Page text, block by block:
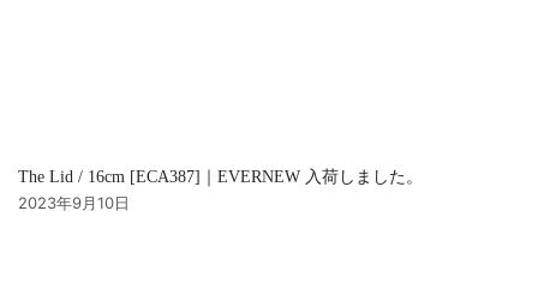
The Lid / 16cm [ECA387]｜EVERNEW 入荷しました。
2023年9月10日